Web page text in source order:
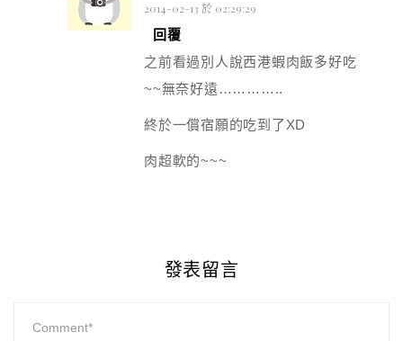
2014-02-13 於 02:29:29
回覆
之前看過別人說西港蝦肉飯多好吃
~~無奈好遠…………..
終於一償宿願的吃到了XD
肉超軟的~~~
發表留言